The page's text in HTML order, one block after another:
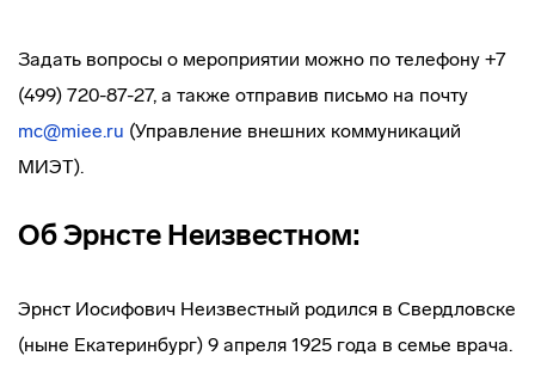
Задать вопросы о мероприятии можно по телефону +7
(499) 720-87-27, а также отправив письмо на почту
mc@miee.ru (Управление внешних коммуникаций
МИЭТ).
Об Эрнсте Неизвестном:
Эрнст Иосифович Неизвестный родился в Свердловске
(ныне Екатеринбург) 9 апреля 1925 года в семье врача.